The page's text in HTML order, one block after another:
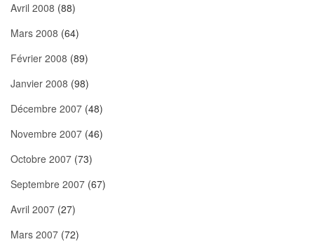
Avril 2008 (88)
Mars 2008 (64)
Février 2008 (89)
Janvier 2008 (98)
Décembre 2007 (48)
Novembre 2007 (46)
Octobre 2007 (73)
Septembre 2007 (67)
Avril 2007 (27)
Mars 2007 (72)